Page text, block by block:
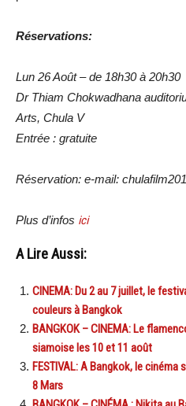
Réservations:
Lun 26 Août – de 18h30 à 20h30
Dr Thiam Chokwadhana
Arts, Chula V
Entrée : gratuite
Réservation: e-mail:
Plus d’infos ici
A Lire Aussi:
CINEMA: Du 2 au 7 juillet, le
couleurs à Bangkok
BANGKOK – CINEMA: Le
siamoise les 10 et 11 août
FESTIVAL: A Bangkok, le cinéma
8 Mars